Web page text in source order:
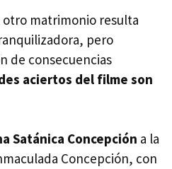
otro matrimonio resulta
pero
de consecuencias
aciertos del filme son
Satánica Concepción a la
Concepción, con